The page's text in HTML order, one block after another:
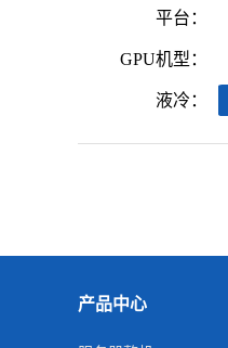
平台：
GPU机型：
液冷：
产品中心